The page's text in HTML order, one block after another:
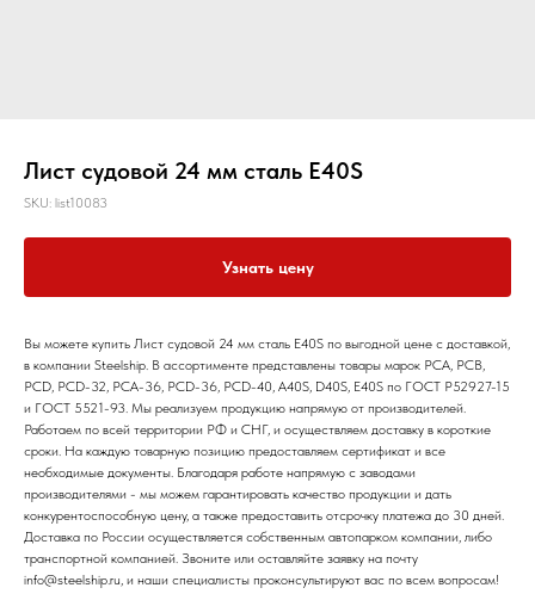
Лист судовой 24 мм сталь E40S
SKU: list10083
Узнать цену
Вы можете купить Лист судовой 24 мм сталь E40S по выгодной цене с доставкой,
в компании Steelship. В ассортименте представлены товары марок РСА, РСВ,
РСD, РСD-32, РСА-36, РСD-36, РСD-40, A40S, D40S, E40S по ГОСТ Р52927-15
и ГОСТ 5521-93. Мы реализуем продукцию напрямую от производителей.
Работаем по всей территории РФ и СНГ, и осуществляем доставку в короткие
сроки. На каждую товарную позицию предоставляем сертификат и все
необходимые документы. Благодаря работе напрямую с заводами
производителями - мы можем гарантировать качество продукции и дать
конкурентоспособную цену, а также предоставить отсрочку платежа до 30 дней.
Доставка по России осуществляется собственным автопарком компании, либо
транспортной компанией. Звоните или оставляйте заявку на почту
info@steelship.ru, и наши специалисты проконсультируют вас по всем вопросам!